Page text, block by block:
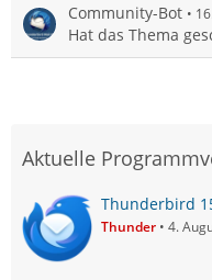
Community-Bot
Hat das Thema
Aktuelle
Thunderbird
Thunder 4.